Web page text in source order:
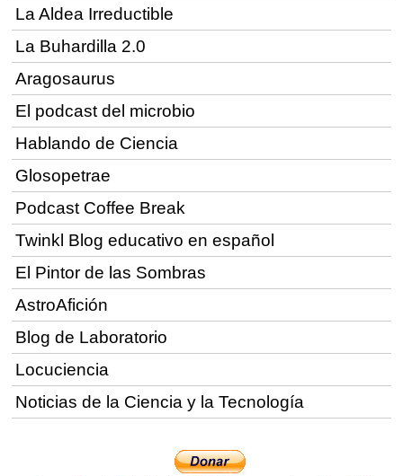
La Aldea Irreductible
La Buhardilla 2.0
Aragosaurus
El podcast del microbio
Hablando de Ciencia
Glosopetrae
Podcast Coffee Break
Twinkl Blog educativo en español
El Pintor de las Sombras
AstroAfición
Blog de Laboratorio
Locuciencia
Noticias de la Ciencia y la Tecnología